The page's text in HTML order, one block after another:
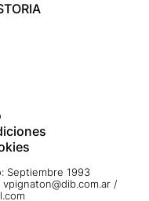
Septiembre 1993
vpignaton@dib.com.ar /